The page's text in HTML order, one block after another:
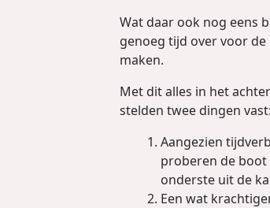
Wat daar ook nog eens
genoeg tijd over voor
maken.
Met dit alles in het
stelden twee dingen vast:
Aangezien
proberen de
onderste uit de
Een wat